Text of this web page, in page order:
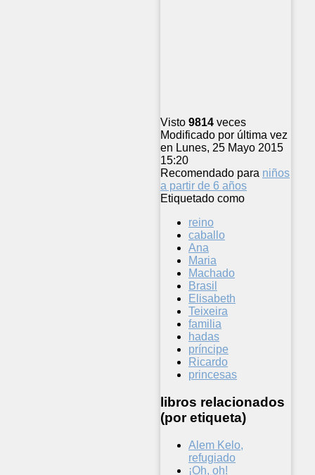
Visto 9814 veces
Modificado por última vez
en Lunes, 25 Mayo 2015
15:20
Recomendado para niños
a partir de 6 años
Etiquetado como
reino
caballo
Ana
Maria
Machado
Brasil
Elisabeth
Teixeira
familia
hadas
príncipe
Ricardo
princesas
libros relacionados
(por etiqueta)
Alem Kelo,
refugiado
¡Oh, oh!